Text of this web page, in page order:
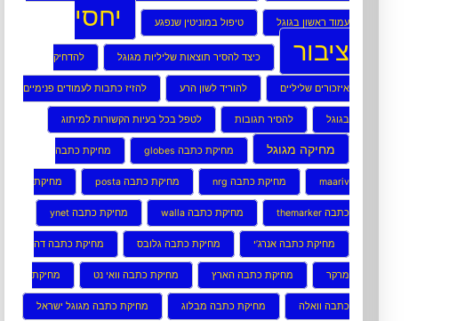
עמוד ראשון בגוגל טיפול במוניטין שנפגע
יחסי
ציבור
כיצד להסיר תוצאות שליליות מגוגל להדחיק
איזכורים שליליים להוריד לשון הרע להזיז כתבות לעמודים פנימיים
בגוגל להסיר תגובות לטפל בכל בעיות הקשורות למיתוג
מחיקה מגוגל מחיקת כתבה globes מחיקת כתבה
maariv מחיקת כתבה nrg מחיקת כתבה posta מחיקת
כתבה themarker מחיקת כתבה walla מחיקת כתבה ynet
מחיקת כתבה אנרג’י מחיקת כתבה גלובס מחיקת כתבה דה
מרקר מחיקת כתבה הארץ מחיקת כתבה וואי נט מחיקת
כתבה וואלה מחיקת כתבה מבלוג מחיקת כתבה מגוגל ישראל